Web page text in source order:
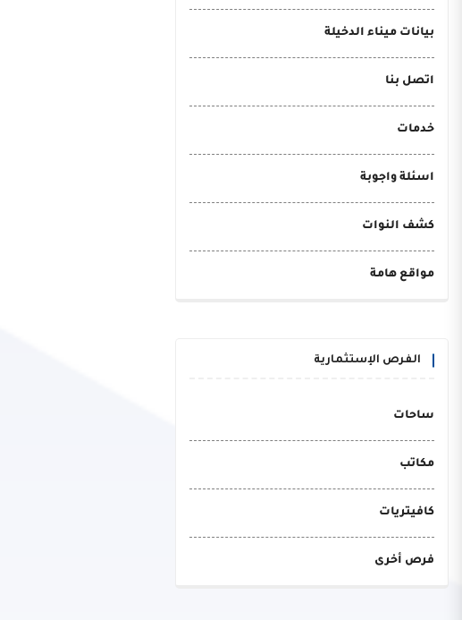
بيانات ميناء الدخيلة
اتصل بنا
خدمات
اسئلة واجوبة
كشف النوات
مواقع هامة
الفرص الإستثمارية
ساحات
مكاتب
كافيتريات
فرص أخرى